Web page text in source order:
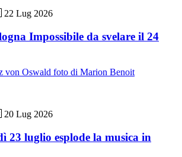
22 Lug 2026
Impossibile da svelare il 24
20 Lug 2026
23 luglio esplode la musica in